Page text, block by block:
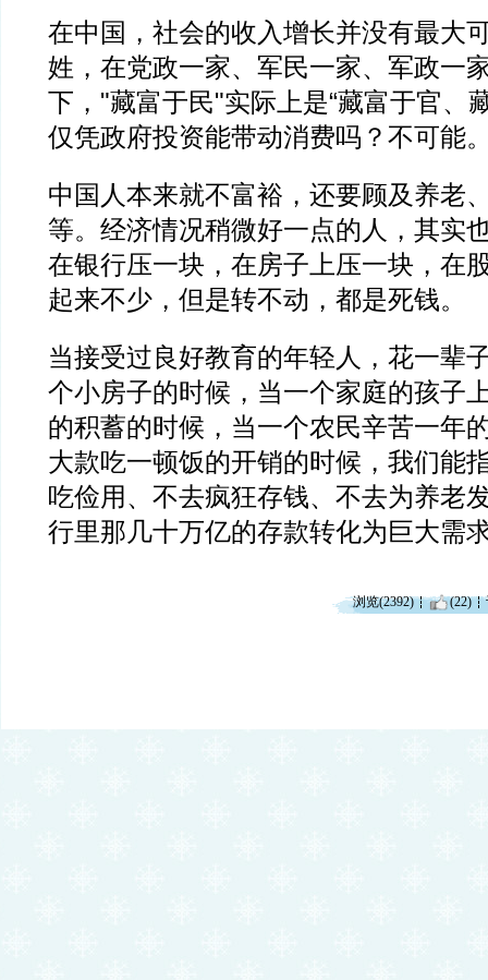
在中国，社会的收入增长并没有最大
姓，在党政一家、军民一家、军政一
下，"藏富于民"实际上是“藏富于官、
仅凭政府投资能带动消费吗？不可能
中国人本来就不富裕，还要顾及养老
等。经济情况稍微好一点的人，其实
在银行压一块，在房子上压一块，在
起来不少，但是转不动，都是死钱。
当接受过良好教育的年轻人，花一辈
个小房子的时候，当一个家庭的孩子
的积蓄的时候，当一个农民辛苦一年
大款吃一顿饭的开销的时候，我们能
吃俭用、不去疯狂存钱、不去为养老
行里那几十万亿的存款转化为巨大需
浏览(2392) (22)